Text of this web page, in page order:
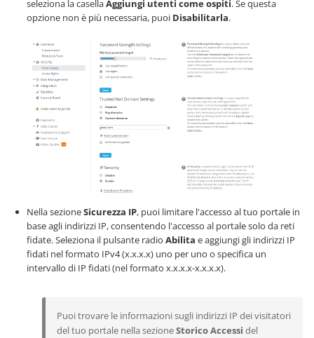
seleziona la casellaAggiungi utenti come ospiti. Se questa
opzione non è più necessaria, puoi Disabilitarla.
Nella sezioneSicurezza IP, puoi limitare l'accesso al tuo portale in
base agli indirizzi IP, consentendo l'accesso al portale solo da reti
fidate. Seleziona il pulsante radio Abilita e aggiungi gli indirizzi IP
fidati nel formato IPv4 (x.x.x.x) uno per uno o specifica un
intervallo di IP fidati (nel formato x.x.x.x-x.x.x.x).
Puoi trovare le informazioni sugli indirizzi IP dei visitatori
del tuo portale nella sezioneStorico Accessi del